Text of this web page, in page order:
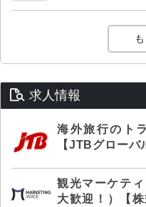
求人情報
海外旅行のト
【JTBグローバ
観光マーケテ
大歓迎！）【